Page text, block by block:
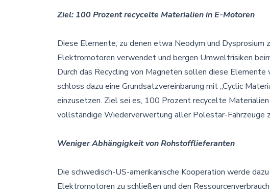
Ziel: 100 Prozent recycelte Materialien in E-Motoren
Diese Elemente, zu denen etwa Neodym und Dysprosium
Elektromotoren verwendet und bergen Umweltrisiken
Durch das Recycling von Magneten sollen diese
schloss dazu eine Grundsatzvereinbarung mit „Cyclic
einzusetzen. Ziel sei es, 100 Prozent recycelte
vollständige Wiederverwertung aller Polestar-Fahrzeuge
Weniger Abhängigkeit von Rohstofflieferanten
Die schwedisch-US-amerikanische Kooperation werde
Elektromotoren zu schließen und den